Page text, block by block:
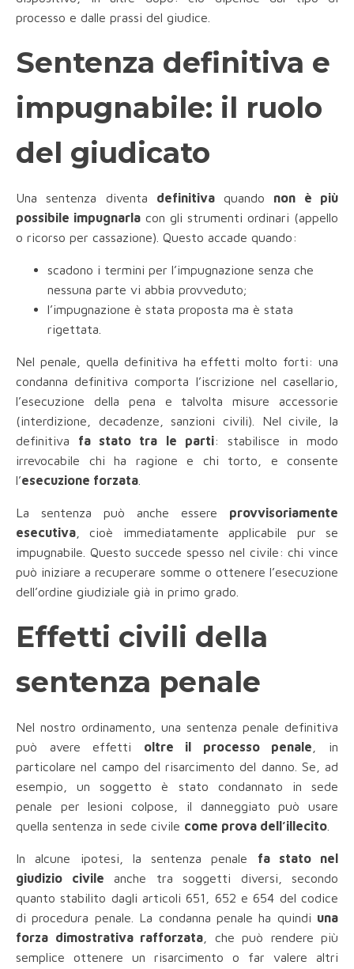
processo e dalle prassi del giudice.
Sentenza definitiva e
impugnabile: il ruolo
del giudicato
Una sentenza diventa definitivaquando non è più
possibile impugnarla con gli strumenti ordinari (appello
o ricorso per cassazione). Questo accade quando:
scadono i termini per l’impugnazione senza che
nessuna parte vi abbia provveduto;
l’impugnazione è stata proposta ma è stata
rigettata.
Nel penale, quella definitiva ha effetti molto forti: una
condanna definitiva comporta l’iscrizione nel casellario,
l’esecuzione della pena e talvolta misure accessorie
(interdizione, decadenze, sanzioni civili). Nel civile, la
definitiva fa stato tra le parti: stabilisce in modo
irrevocabile chi ha ragione e chi torto, e consente
l’esecuzione forzata
La sentenza può anche essere provvisoriamente
esecutiva , cioè immediatamente applicabile pur se
impugnabile. Questo succede spesso nel civile: chi vince
può iniziare a recuperare somme o ottenere l’esecuzione
dell’ordine giudiziale già in primo grado.
Effetti civili della
sentenza penale
Nel nostro ordinamento, una sentenza penale definitiva
può avere effetti oltre il processo penale , in
particolare nel campo del risarcimento del danno. Se, ad
esempio, un soggetto è stato condannato in sede
penale per lesioni colpose, il danneggiato può usare
quella sentenza in sede civile come prova dell’illecito
In alcune ipotesi, la sentenza penale fa stato nel
giudizio civile anche tra soggetti diversi, secondo
quanto stabilito dagli articoli 651, 652 e 654 del codice
di procedura penale. La condanna penale ha quindi una
forza dimostrativa rafforzata , che può rendere più
semplice ottenere un risarcimento o far valere altri